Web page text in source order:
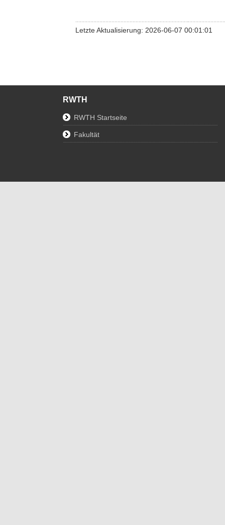
Letzte Aktualisierung: 2026-06-07 00:01:01
RWTH
RWTH Startseite
Fakultät